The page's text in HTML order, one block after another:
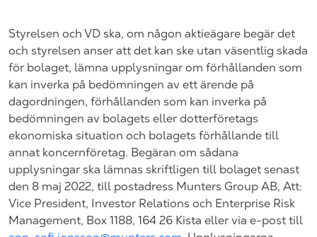
Styrelsen och VD ska, om någon aktieägare begär det
och styrelsen anser att det kan ske utan väsentlig skada
för bolaget, lämna upplysningar om förhållanden som
kan inverka på bedömningen av ett ärende på
dagordningen, förhållanden som kan inverka på
bedömningen av bolagets eller dotterföretags
ekonomiska situation och bolagets förhållande till
annat koncernföretag. Begäran om sådana
upplysningar ska lämnas skriftligen till bolaget senast
den 8 maj 2022, till postadress Munters Group AB, Att:
Vice President, Investor Relations och Enterprise Risk
Management, Box 1188, 164 26 Kista eller via e-post till